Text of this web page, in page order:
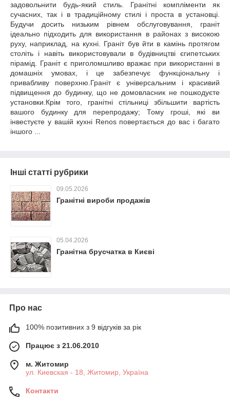
задовольнити будь-який стиль. Гранітні компліменти як
сучасних, так і в традиційному стилі і проста в установці.
Будучи досить низьким рівнем обслуговування, граніт
ідеально підходить для використання в районах з високою
руху, наприклад, на кухні. Граніт був йти в камінь протягом
століть і навіть використовували в будівництві єгипетських
пірамід. Граніт є приголомшливо вражає при використанні в
домашніх умовах, і це забезпечує функціональну і
привабливу поверхню.Граніт є універсальним і красивий
підвищення до будинку, що не домовласник не пошкодуєте
установки.Крім того, гранітні стільниці збільшити вартість
вашого будинку для перепродажу; Тому гроші, які ви
інвестуєте у вашій кухні Renos повертається до вас і багато
іншого ...
Інші статті рубрики
09.05.2026
Гранітні вироби продажів
05.04.2026
Гранітна брусчатка в Києві
Про нас
100% позитивних з 9 відгуків за рік
Працює з 21.06.2010
м. Житомир
ул. Киевская - 18, Житомир, Україна
Контакти